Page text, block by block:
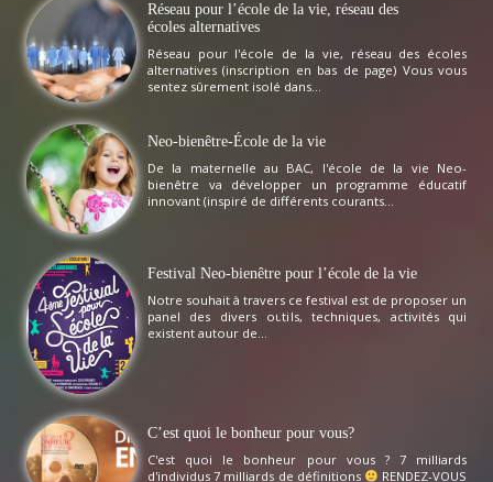
Réseau pour l’école de la vie, réseau des
écoles alternatives
Réseau pour l'école de la vie, réseau des écoles
alternatives (inscription en bas de page) Vous vous
sentez sûrement isolé dans...
Neo-bienêtre-École de la vie
De la maternelle au BAC, l'école de la vie Neo-
bienêtre va développer un programme éducatif
innovant (inspiré de différents courants...
Festival Neo-bienêtre pour l’école de la vie
Notre souhait à travers ce festival est de proposer un
panel des divers outils, techniques, activités qui
existent autour de...
C’est quoi le bonheur pour vous?
C'est quoi le bonheur pour vous ? 7 milliards
d'individus 7 milliards de définitions
RENDEZ-VOUS